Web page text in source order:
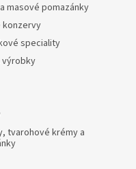
masové pomazánky
konzervy
speciality
výrobky
tvarohové krémy a